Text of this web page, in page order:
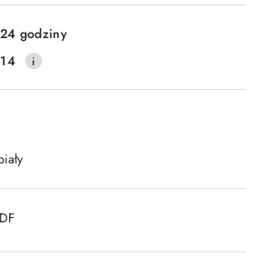
Wyślij
24 godziny
14